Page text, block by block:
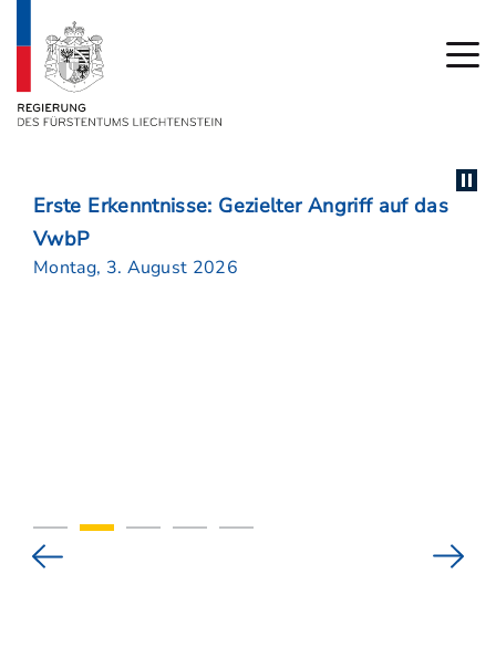
Erste Erkenntnisse: Gezielter Angriff auf das
VwbP
Montag, 3. August 2026